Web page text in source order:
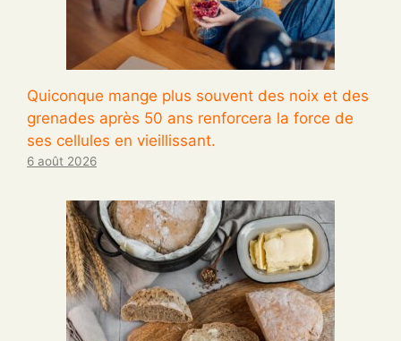
Quiconque mange plus souvent des noix et des
grenades après 50 ans renforcera la force de
ses cellules en vieillissant.
6 août 2026